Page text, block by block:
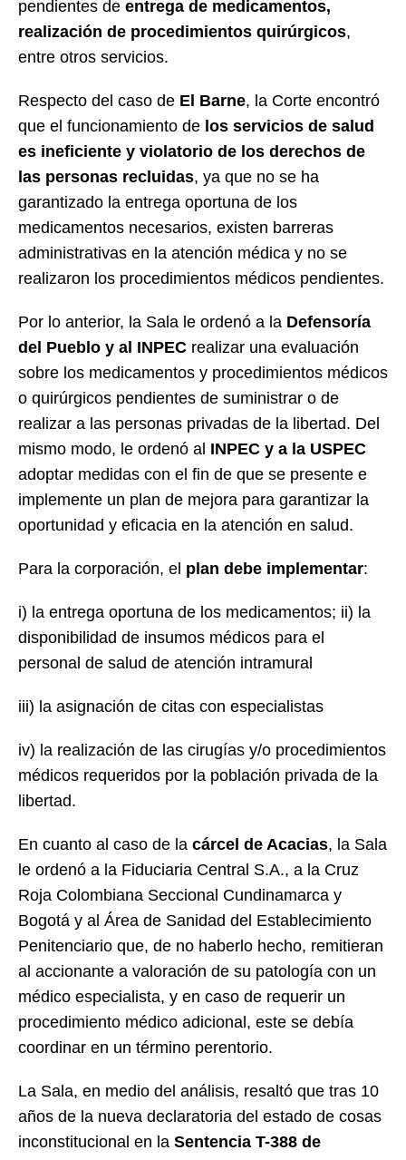
pendientes de entrega de medicamentos,
realización de procedimientos quirúrgicos,
entre otros servicios.
Respecto del caso de El Barne, la Corte encontró
que el funcionamiento de los servicios de salud
es ineficiente y violatorio de los derechos de
las personas recluidas, ya que no se ha
garantizado la entrega oportuna de los
medicamentos necesarios, existen barreras
administrativas en la atención médica y no se
realizaron los procedimientos médicos pendientes.
Por lo anterior, la Sala le ordenó a la Defensoría
del Pueblo y al INPEC realizar una evaluación
sobre los medicamentos y procedimientos médicos
o quirúrgicos pendientes de suministrar o de
realizar a las personas privadas de la libertad. Del
mismo modo, le ordenó al INPEC y a la USPEC
adoptar medidas con el fin de que se presente e
implemente un plan de mejora para garantizar la
oportunidad y eficacia en la atención en salud.
Para la corporación, el plan debe implementar:
i) la entrega oportuna de los medicamentos; ii) la
disponibilidad de insumos médicos para el
personal de salud de atención intramural
iii) la asignación de citas con especialistas
iv) la realización de las cirugías y/o procedimientos
médicos requeridos por la población privada de la
libertad.
En cuanto al caso de la cárcel de Acacias, la Sala
le ordenó a la Fiduciaria Central S.A., a la Cruz
Roja Colombiana Seccional Cundinamarca y
Bogotá y al Área de Sanidad del Establecimiento
Penitenciario que, de no haberlo hecho, remitieran
al accionante a valoración de su patología con un
médico especialista, y en caso de requerir un
procedimiento médico adicional, este se debía
coordinar en un término perentorio.
La Sala, en medio del análisis, resaltó que tras 10
años de la nueva declaratoria del estado de cosas
inconstitucional en la Sentencia T-388 de